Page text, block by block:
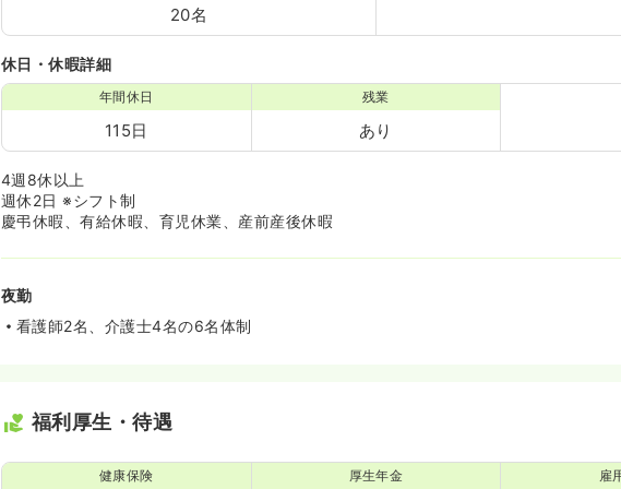
20名
休日・休暇詳細
年間休日
115日
残業
あり
4週8休以上
週休2日 ※シフト制
慶弔休暇、有給休暇、育児休業、産前産後休暇
夜勤
看護師2名、介護士4名の6名体制
福利厚生・待遇
健康保険 厚生年金 雇